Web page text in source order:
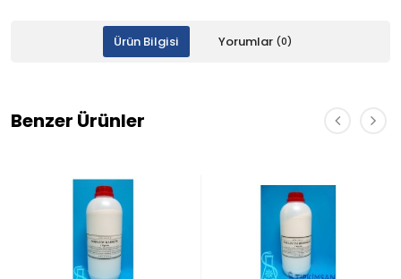
Ürün Bilgisi Yorumlar (0)
Benzer Ürünler